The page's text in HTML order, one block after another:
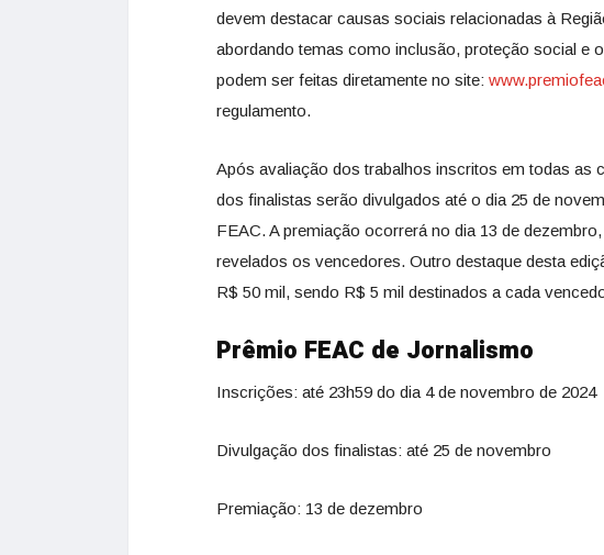
devem destacar causas sociais relacionadas à
abordando temas como inclusão, proteção social e
podem ser feitas diretamente no site:
regulamento.
Após avaliação dos trabalhos inscritos em todas as
dos finalistas serão divulgados até o dia 25 de
FEAC. A premiação ocorrerá no dia 13 de
revelados os vencedores. Outro destaque desta
R$ 50 mil, sendo R$ 5 mil destinados a cada
Prêmio FEAC de Jornalismo
Inscrições: até 23h59 do dia 4 de novembro de 2024
Divulgação dos finalistas: até 25 de novembro
Premiação: 13 de dezembro